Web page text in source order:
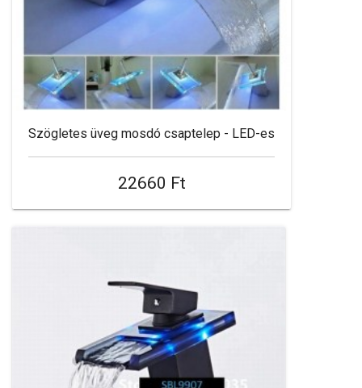
Szögletes üveg mosdó csaptelep - LED-es
22660 Ft